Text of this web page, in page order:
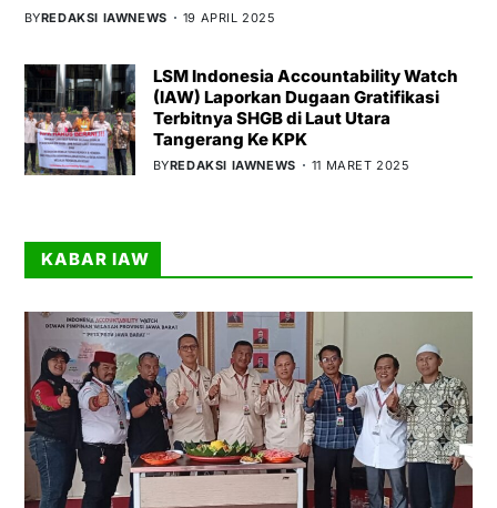
BYREDAKSI IAWNEWS 19 APRIL 2025
LSM Indonesia Accountability Watch
(IAW) Laporkan Dugaan Gratifikasi
Terbitnya SHGB di Laut Utara
Tangerang Ke KPK
BYREDAKSI IAWNEWS 11 MARET 2025
KABAR IAW